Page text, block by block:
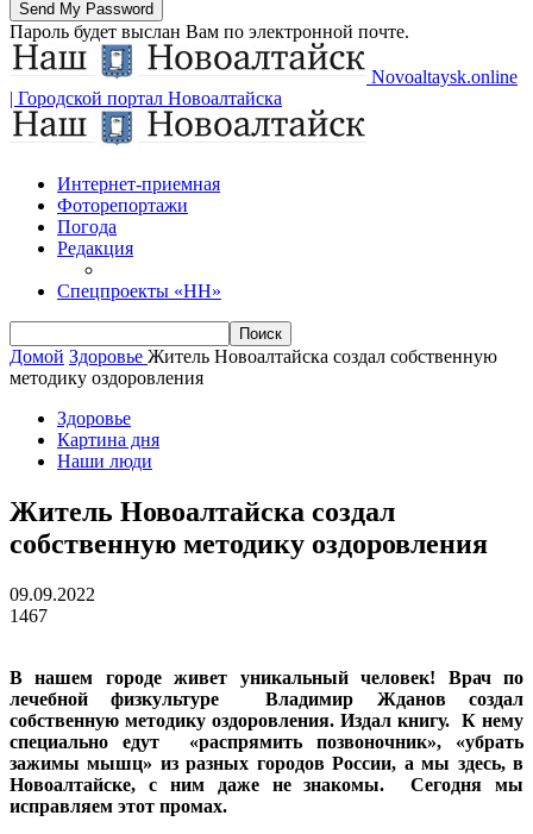
Пароль будет выслан Вам по электронной почте.
Novoaltaysk.online
| Городской портал Новоалтайска
Интернет-приемная
Фоторепортажи
Погода
Редакция
Спецпроекты «НН»
Домой Здоровье Житель Новоалтайска создал собственную
методику оздоровления
Здоровье
Картина дня
Наши люди
Житель Новоалтайска создал
собственную методику оздоровления
09.09.2022
1467
В нашем городе живет уникальный человек! Врач по
лечебной физкультуре Владимир Жданов создал
собственную методику оздоровления. Издал книгу. К нему
специально едут «распрямить позвоночник», «убрать
зажимы мышц» из разных городов России, а мы здесь, в
Новоалтайске, с ним даже не знакомы. Сегодня мы
исправляем этот промах.